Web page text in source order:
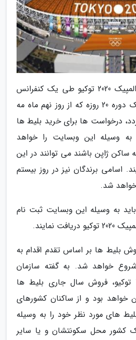
کمیته سازمان دهنده المپیک 2020 توکیو طی یک کنفرانس
خبری گفت در خلال یک دوره 20 روزه که از روز نهم ماه مه
می گردد، درخواست ها برای خرید بلیط ها
وسیله این وبسایت را خواهد
ساکن ژاپن باشند می توانند در این
اسامی برندگان نیز در روز بیستم
شد.
به وسیله این وبسایت ثبت نام
نمایند.
بلیط ها بر اساس تقدم اقدام به
خواهد شد. به گفته سازمان
دهندگان المپیک 2020 توکیو، فروش سال جاری بلیط ها
خواهد بود و از ساکنان کشورهای
های مورد نظر خود را به وسیله
کشور محل سکونتشان و یا سایر